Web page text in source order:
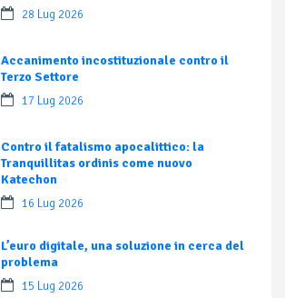
28 Lug 2026
Accanimento incostituzionale contro il
Terzo Settore
17 Lug 2026
Contro il fatalismo apocalittico: la
Tranquillitas ordinis come nuovo
Katechon
16 Lug 2026
L’euro digitale, una soluzione in cerca del
problema
15 Lug 2026